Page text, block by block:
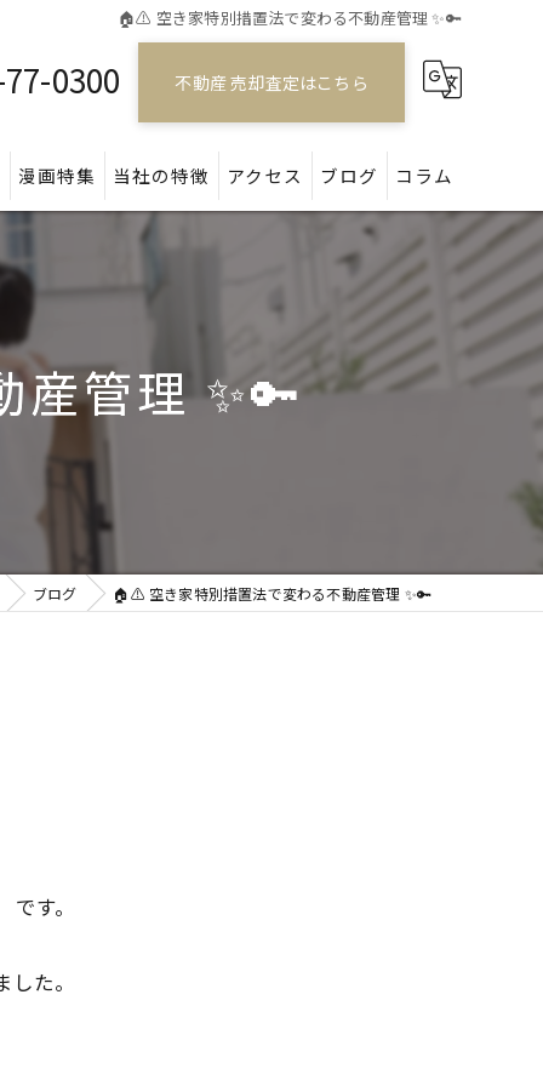
🏠⚠️ 空き家特別措置法で変わる不動産管理 ✨🔑
0300 不動産 売却査定はこちら
漫画特集 当社の特徴
アパート
アクセス ブログ コラム
管理 ✨🔑
ブログ 🏠⚠️ 空き家特別措置法で変わる不動産管理 ✨🔑
です。
た。